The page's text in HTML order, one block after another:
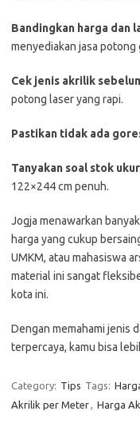
Bandingkan harga dan
menyediakan jasa potong
Cek jenis akrilik
potong laseryang rapi.
Pastikan tidak ada
Tanyakan soalstok
122×244cm penuh.
Jogja menawarkan banyak
harga yang cukup
UMKM, atau mahasiswa
material ini sangat
kota ini.
Dengan memahami jenis
terpercaya, kamu bisa
Category: Tips Tags:
Akrilik per Meter
Harga